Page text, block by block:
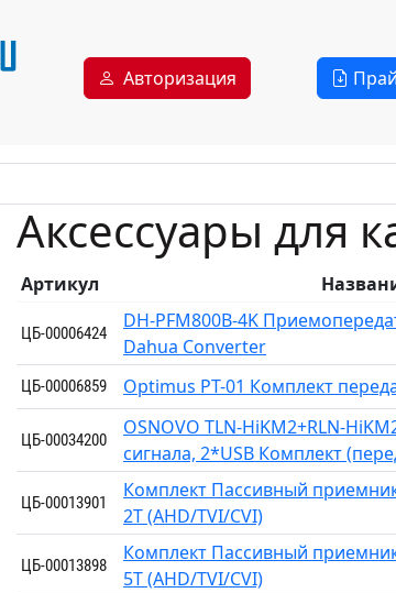
Авторизация
Аксессуары для
Артикул
ЦБ-00006424
DH-PFM800B-4K
Dahua Converter
ЦБ-00006859 Optimus PT-01 Комплект
ЦБ-00034200
OSNOVO TLN-HiKM2+RLN-
сигнала, 2*USB Комплект
ЦБ-00013901
Комплект Пассивный
2T (AHD/TVI/CVI)
ЦБ-00013898
Комплект Пассивный
5T (AHD/TVI/CVI)